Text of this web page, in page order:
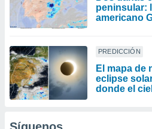
peninsular:
americano
PREDICCIÓN
​El mapa de
eclipse
donde el